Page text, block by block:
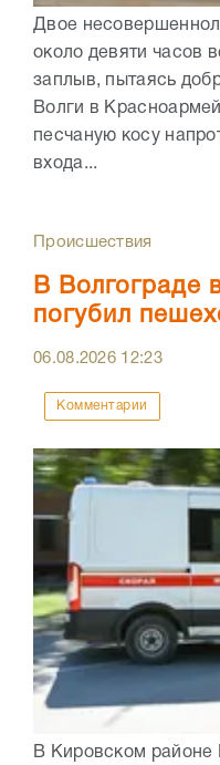
Двое
около девяти часов
заплыв, пытаясь
Волги в
песчаную косу
входа...
Происшествия
В Волгограде
погубил
06.08.2026 12:23
Комментарии
В Кировском районе